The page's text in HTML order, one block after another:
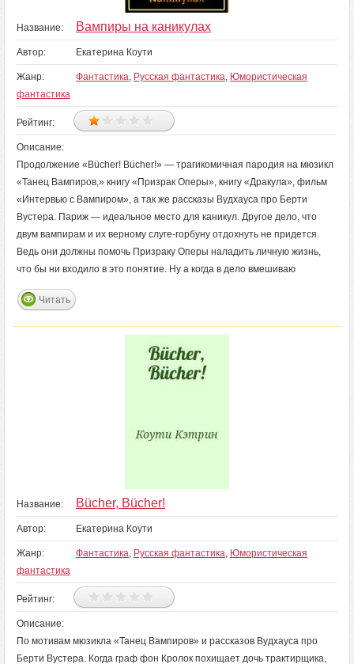
Название: Вампиры на каникулах
Автор: Екатерина Коути
Жанр: Фантастика, Русская фантастика, Юмористическая
фантастика
Рейтинг:
Описание:
Продолжение «Bücher! Bücher!» — трагикомичная пародия на мюзикл
«Танец Вампиров,» книгу «Призрак Оперы», книгу «Дракула», фильм
«Интервью с Вампиром», а так же рассказы Вудхауса про Берти
Вустера. Париж — идеальное место для каникул. Другое дело, что
двум вампирам и их верному слуге-горбуну отдохнуть не придется.
Ведь они должны помочь Призраку Оперы наладить личную жизнь,
что бы ни входило в это понятие. Ну а когда в дело вмешиваю
Читать
Название: Bücher, Bücher!
Автор: Екатерина Коути
Жанр: Фантастика, Русская фантастика, Юмористическая
фантастика
Рейтинг:
Описание:
По мотивам мюзикла «Танец Вампиров» и рассказов Вудхауса про
Берти Вустера. Когда граф фон Кролок похищает дочь трактирщика,